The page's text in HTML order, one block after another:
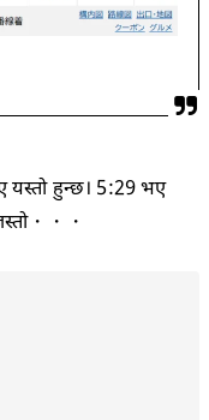
हुन्छ। 5:29 भए
・・・